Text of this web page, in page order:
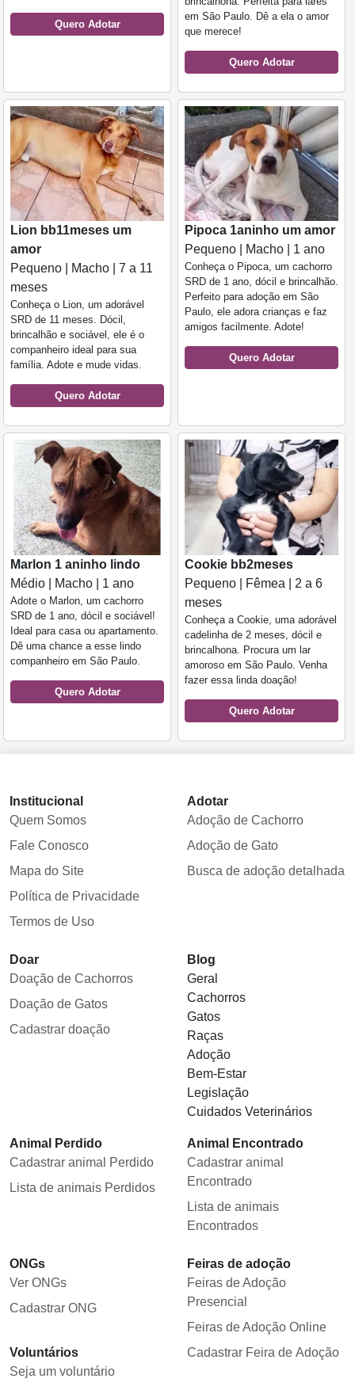
Quero Adotar
em São Paulo. Dê a ela o amor
que merece!
Quero Adotar
Lion bb11meses um
amor
Pequeno | Macho | 7 a 11
meses
Conheça o Lion, um adorável
SRD de 11 meses. Dócil,
brincalhão e sociável, ele é o
companheiro ideal para sua
família. Adote e mude vidas.
Quero Adotar
Pipoca 1aninho um amor
Pequeno | Macho | 1 ano
Conheça o Pipoca, um cachorro
SRD de 1 ano, dócil e brincalhão.
Perfeito para adoção em São
Paulo, ele adora crianças e faz
amigos facilmente. Adote!
Quero Adotar
Marlon 1 aninho lindo
Médio | Macho | 1 ano
Adote o Marlon, um cachorro
SRD de 1 ano, dócil e sociável!
Ideal para casa ou apartamento.
Dê uma chance a esse lindo
companheiro em São Paulo.
Quero Adotar
Cookie bb2meses
Pequeno | Fêmea | 2 a 6
meses
Conheça a Cookie, uma adorável
cadelinha de 2 meses, dócil e
brincalhona. Procura um lar
amoroso em São Paulo. Venha
fazer essa linda doação!
Quero Adotar
Institucional
Quem Somos
Fale Conosco
Mapa do Site
Política de Privacidade
Termos de Uso
Adotar
Adoção de Cachorro
Adoção de Gato
Busca de adoção detalhada
Doar
Doação de Cachorros
Doação de Gatos
Cadastrar doação
Blog
Geral
Cachorros
Gatos
Raças
Adoção
Bem-Estar
Legislação
Cuidados Veterinários
Animal Perdido
Cadastrar animal Perdido
Lista de animais Perdidos
Animal Encontrado
Cadastrar animal
Encontrado
Lista de animais
Encontrados
ONGs
Ver ONGs
Cadastrar ONG
Voluntários
Seja um voluntário
Feiras de adoção
Feiras de Adoção
Presencial
Feiras de Adoção Online
Cadastrar Feira de Adoção